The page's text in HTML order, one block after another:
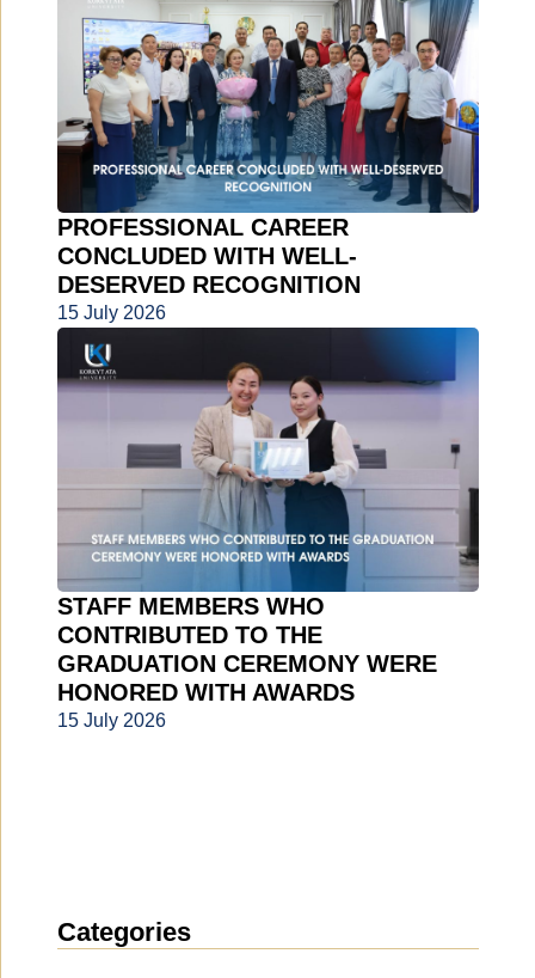
PROFESSIONAL CAREER
CONCLUDED WITH WELL-
DESERVED RECOGNITION
15 July 2026
STAFF MEMBERS WHO
CONTRIBUTED TO THE
GRADUATION CEREMONY WERE
HONORED WITH AWARDS
15 July 2026
Categories